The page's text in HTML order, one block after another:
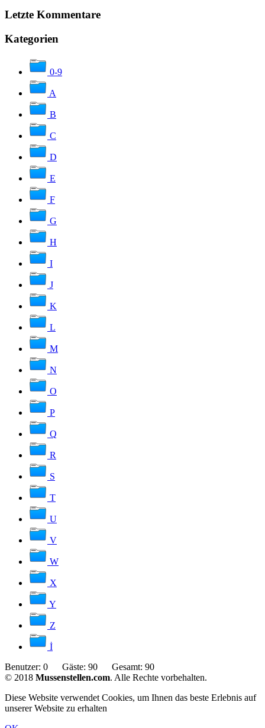
Letzte Kommentare
Kategorien
0-9
A
B
C
D
E
F
G
H
I
J
K
L
M
N
O
P
Q
R
S
T
U
V
W
X
Y
Z
İ
Benutzer: 0 Gäste: 90 Gesamt: 90
© 2018 Mussenstellen.com. Alle Rechte vorbehalten.
Diese Website verwendet Cookies, um Ihnen das beste Erlebnis auf
unserer Website zu erhalten